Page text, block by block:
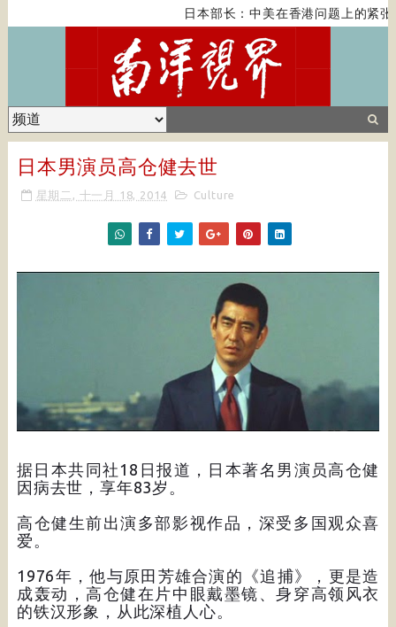
日本部长：中美在香港问题上的紧张
日本男演员高仓健去世
星期二, 十一月 18, 2014 Culture
据日本共同社18日报道，日本著名男演员高仓健
因病去世，享年83岁。
高仓健生前出演多部影视作品，深受多国观众喜
爱。
1976年，他与原田芳雄合演的《追捕》，更是造
成轰动，高仓健在片中眼戴墨镜、身穿高领风衣
的铁汉形象，从此深植人心。